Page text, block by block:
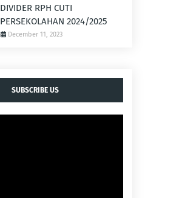
DIVIDER RPH CUTI
PERSEKOLAHAN 2024/2025
December 11, 2023
SUBSCRIBE US